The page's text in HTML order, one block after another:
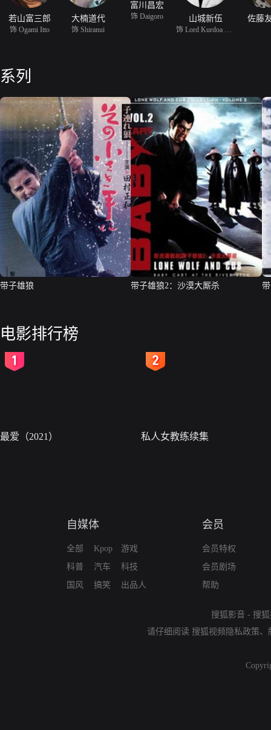
若山富三郎
饰 Ogami Itto
大楠道代
饰 Shiranui
富川昌宏
饰 Daigoro 山城新伍 佐藤
系列
带子雄狼 带子雄狼2：沙漠大厮杀
电影排行榜
最爱（2021） 私人女教练续集
自媒体
全部
科普
国风
Kpop
汽车
搞笑
游戏
科技
出品人
会员
会员特权
会员剧场
帮助
搜狐影音 - 搜
请仔细阅读 搜狐视频隐私政策、